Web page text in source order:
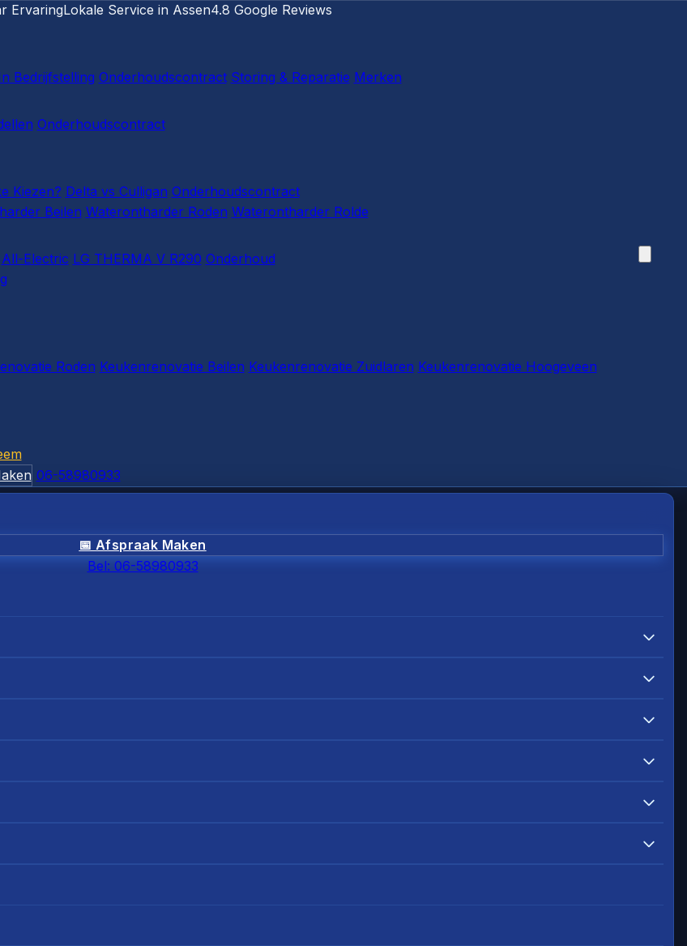
ErvaringLokale Service in Assen4.8 Google Reviews
Bedrijfstelling Onderhoudscontract Storing & Reparatie Merken
Onderhoudscontract
Kiezen? Delta vs Culligan Onderhoudscontract
Beilen Waterontharder Roden Waterontharder Rolde
All-Electric LG THERMA V R290 Onderhoud
Roden Keukenrenovatie Beilen Keukenrenovatie Zuidlaren Keukenrenovatie Hoogeveen
06-58980933
📅 Afspraak Maken
Bel: 06-58980933